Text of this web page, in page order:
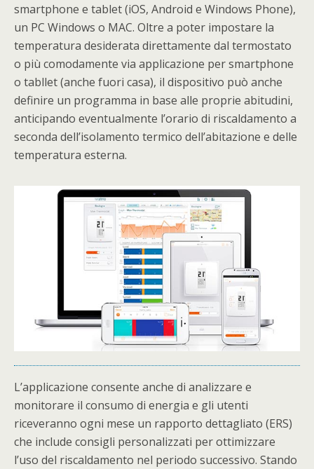
smartphone e tablet (iOS, Android e Windows Phone),
un PC Windows o MAC. Oltre a poter impostare la
temperatura desiderata direttamente dal termostato
o più comodamente via applicazione per smartphone
o tabllet (anche fuori casa), il dispositivo può anche
definire un programma in base alle proprie abitudini,
anticipando eventualmente l’orario di riscaldamento a
seconda dell’isolamento termico dell’abitazione e delle
temperatura esterna.
L’applicazione consente anche di analizzare e
monitorare il consumo di energia e gli utenti
riceveranno ogni mese un rapporto dettagliato (ERS)
che include consigli personalizzati per ottimizzare
l’uso del riscaldamento nel periodo successivo. Stando